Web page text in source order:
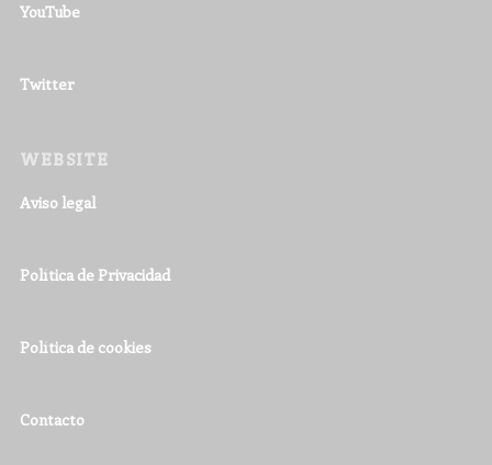
YouTube
Twitter
WEBSITE
Aviso legal
Política de Privacidad
Política de cookies
Contacto